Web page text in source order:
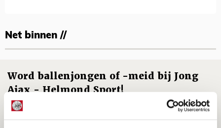
Net binnen //
Word ballenjongen of -meid bij Jong
Ajax - Helmond Sport!
06 AUGUSTUS 2026 - 13:13